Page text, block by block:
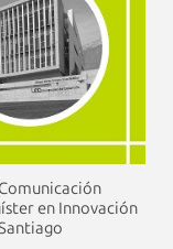
en Innovación